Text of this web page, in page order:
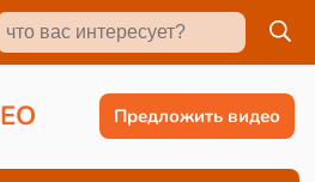
EO Предложить видео